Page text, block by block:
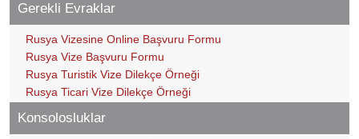
Gerekli Evraklar
Rusya Vizesine Online Başvuru Formu
Rusya Vize Başvuru Formu
Rusya Turistik Vize Dilekçe Örneği
Rusya Ticari Vize Dilekçe Örneği
Konsolosluklar